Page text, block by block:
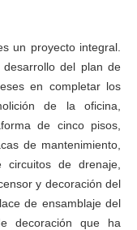
un proyecto integral.
del plan de
en completar los
de la oficina,
de cinco pisos,
de mantenimiento,
de drenaje,
y decoración del
de ensamblaje del
decoración que ha